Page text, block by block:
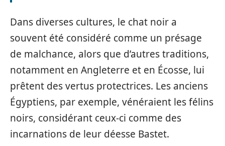
Dans diverses cultures, le chat noir a
souvent été considéré comme un présage
de malchance, alors que d’autres traditions,
notamment en Angleterre et en Écosse, lui
prêtent des vertus protectrices. Les anciens
Égyptiens, par exemple, vénéraient les félins
noirs, considérant ceux-ci comme des
incarnations de leur déesse Bastet.